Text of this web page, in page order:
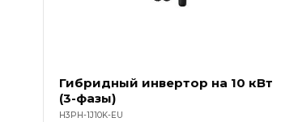
Гибридный инвертор на 10 кВт
(3-фазы)
H3PH-1J10K-EU